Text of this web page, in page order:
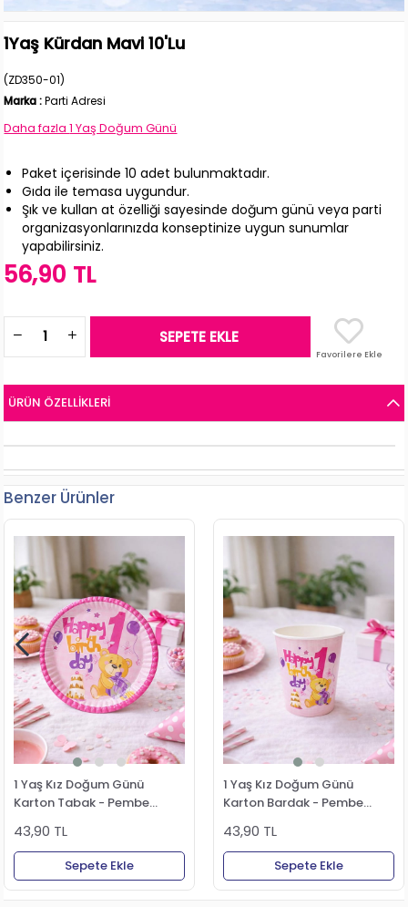
1Yaş Kürdan Mavi 10'Lu
(ZD350-01)
Marka : Parti Adresi
Daha fazla1 Yaş Doğum Günü
Paket içerisinde 10 adet bulunmaktadır.
Gıda ile temasa uygundur.
Şık ve kullan at özelliği sayesinde doğum günü veya parti
organizasyonlarınızda konseptinize uygun sunumlar
yapabilirsiniz.
56,90 TL
Favorilere Ekle
ÜRÜN ÖZELLIKLERI
Benzer Ürünler
1 Yaş Kız Doğum Günü
Karton Tabak - Pembe
43,90 TL
Sepete Ekle
1 Yaş Kız Doğum Günü
Karton Bardak - Pembe
43,90 TL
Sepete Ekle